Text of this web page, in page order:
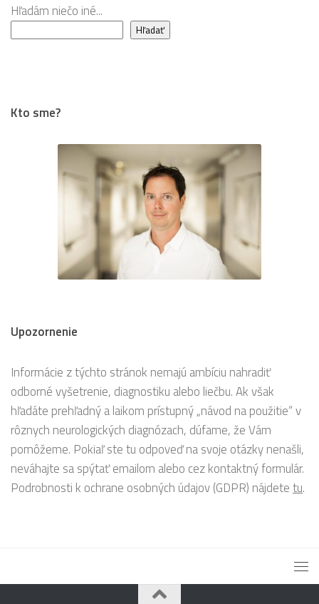
Hľadám niečo iné...
Hľadať
Kto sme?
Upozornenie
Informácie z týchto stránok nemajú ambíciu nahradiť
odborné vyšetrenie, diagnostiku alebo liečbu. Ak však
hľadáte prehľadný a laikom prístupný „návod na použitie“ v
rôznych neurologických diagnózach, dúfame, že Vám
pomôžeme. Pokiaľ ste tu odpoveď na svoje otázky nenašli,
neváhajte sa spýtať emailom alebo cez kontaktný formulár.
Podrobnosti k ochrane osobných údajov (GDPR) nájdetetu.